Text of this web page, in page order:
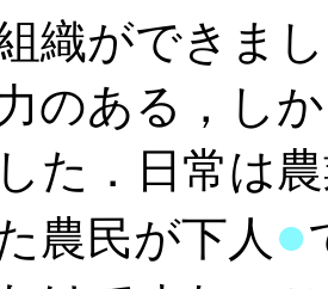
織ができま
のある，し
た．日常は
農民が下人 ●